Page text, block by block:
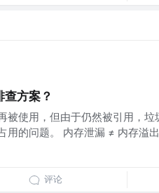
方案？
被使用，但由于仍然被引用，垃
用的问题。 内存泄漏 ≠ 内存溢
评论